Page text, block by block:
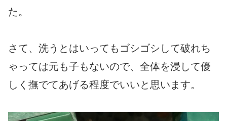
た。
さて、洗うとはいってもゴシゴシして破れち
ゃっては元も子もないので、全体を浸して優
しく撫でてあげる程度でいいと思います。